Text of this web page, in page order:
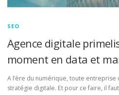
SEO
Agence digitale
moment en data et
A l’ère du numérique, toute
stratégie digitale. Et pour ce faire, il